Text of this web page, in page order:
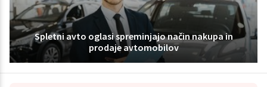
Spletni avto oglasi spreminjajo način nakupa in
prodaje avtomobilov